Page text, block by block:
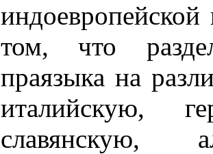
том, что
праязыка на
италийскую,
славянскую,